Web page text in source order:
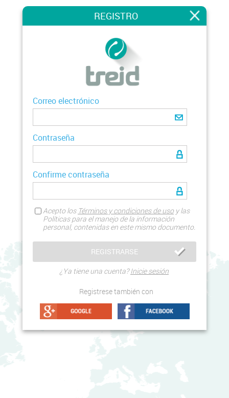
REGISTRO
Correo electrónico
Contraseña
Confirme contraseña
Acepto los Términos y condiciones de uso y las
Políticas para el manejo de la información
personal, contenidas en este mismo documento.
¿Ya tiene una cuenta?Inicie sesión
Registrese también con